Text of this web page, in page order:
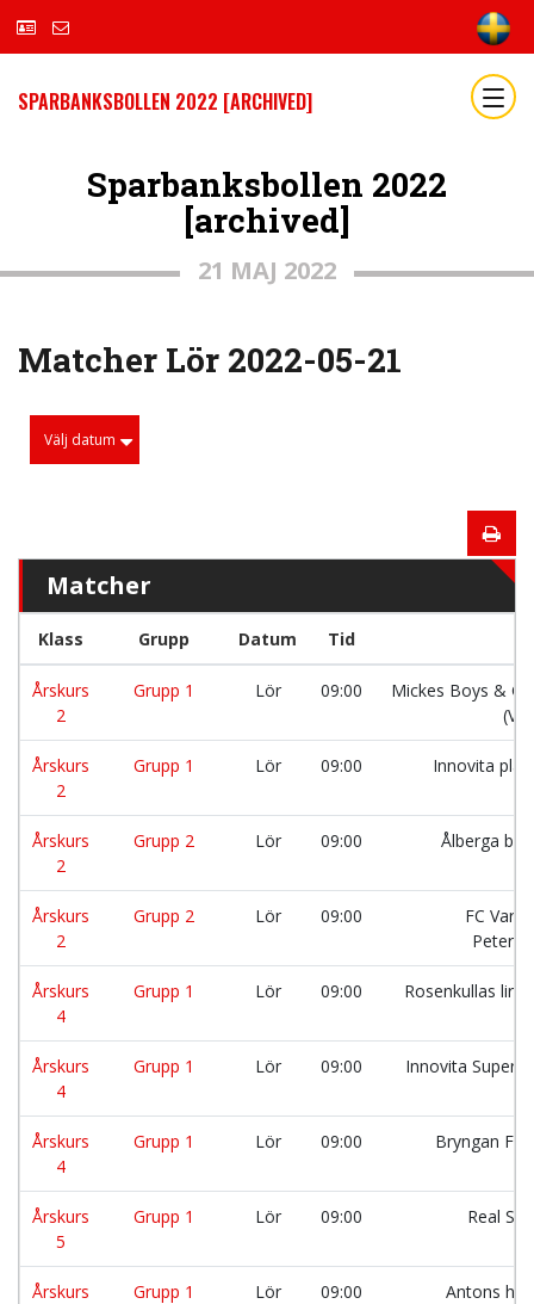
SPARBANKSBOLLEN 2022 [ARCHIVED]
Sparbanksbollen 2022
[archived]
21 MAJ 2022
Matcher Lör 2022-05-21
Välj datum
Matcher
Klass Grupp Datum Tid
Årskurs
2
Grupp 1 Lör 09:00
Mickes Boys &
Årskurs
2
Grupp 1 Lör 09:00 Innovita
Årskurs
2
Grupp 2 Lör 09:00 Ålberga
Årskurs
2
Grupp 2 Lör 09:00
FC
Årskurs
4
Grupp 1 Lör 09:00 Rosenkullas
Årskurs
4
Grupp 1 Lör 09:00 Innovita
Årskurs
4
Grupp 1 Lör 09:00 Bryngan FC
Årskurs
5
Grupp 1 Lör 09:00 Real
Årskurs
Grupp 1 Lör 09:00 Antons